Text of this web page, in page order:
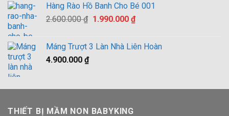
Hàng Rào Hồ Banh Cho Bé 001
2.600.000₫ Giá
2.600.000 ₫.
1.990.000 ₫Giá
là:
Máng Trượt 3 Làn Nhà Liên Hoàn
4.900.000 ₫
THIẾT BỊ MẦM NON BABYKING